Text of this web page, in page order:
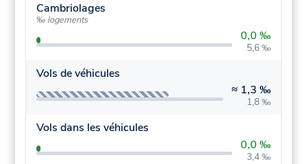
Cambriolages
‰ logements
0,0 ‰
5,6 ‰
Vols de véhicules
≈ 1,3 ‰
1,8 ‰
Vols dans les véhicules
0,0 ‰
3,4 ‰